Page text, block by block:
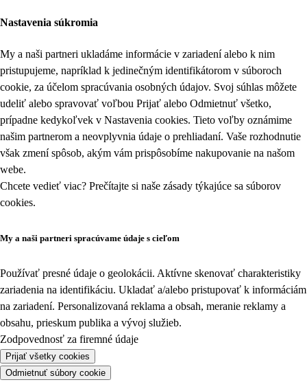
Nastavenia súkromia
My a naši partneri ukladáme informácie v zariadení alebo k nim
pristupujeme, napríklad k jedinečným identifikátorom v súboroch
cookie, za účelom spracúvania osobných údajov. Svoj súhlas môžete
udeliť alebo spravovať voľbou Prijať alebo Odmietnuť všetko,
prípadne kedykoľvek v Nastavenia cookies. Tieto voľby oznámime
našim partnerom a neovplyvnia údaje o prehliadaní. Vaše rozhodnutie
však zmení spôsob, akým vám prispôsobíme nakupovanie na našom
webe.
Chcete vedieť viac? Prečítajte si naše zásady týkajúce sa súborov
cookies.
My a naši partneri spracúvame údaje s cieľom
Používať presné údaje o geolokácii. Aktívne skenovať charakteristiky
zariadenia na identifikáciu. Ukladať a/alebo pristupovať k informáciám
na zariadení. Personalizovaná reklama a obsah, meranie reklamy a
obsahu, prieskum publika a vývoj služieb.
Zodpovednosť za firemné údaje
Prijať všetky cookies
Odmietnuť súbory cookie